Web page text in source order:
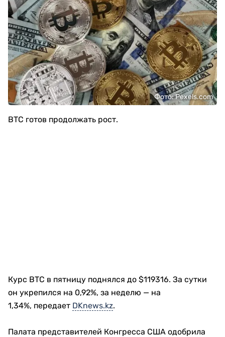
Фото: Pexels.com
BTC готов продолжать рост.
Курс BTC в пятницу поднялся до $119316. За сутки
он укрепился на 0,92%, за неделю — на
1,34%, передает DKnews.kz.
Палата представителей Конгресса США одобрила